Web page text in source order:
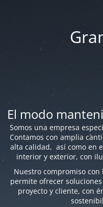
El modo
Somos una empresa
Contamos con amplia
alta calidad, así como en
interior y exterior, con
Nuestro compromiso con
permite ofrecer
proyecto y cliente, con